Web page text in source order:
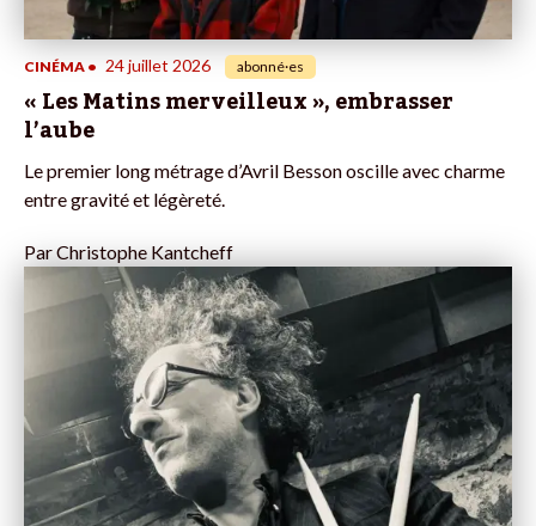
CINÉMA • 24 juillet 2026 abonné·es
« Les Matins merveilleux », embrasser
l’aube
Le premier long métrage d’Avril Besson oscille avec charme
entre gravité et légèreté.
ParChristophe Kantcheff